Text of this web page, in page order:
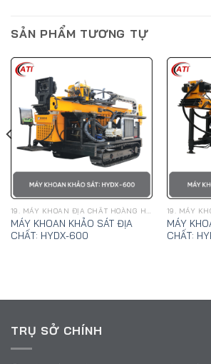
SẢN PHẨM TƯƠNG TỰ
19. MÁY KHOAN ĐỊA CHẤT HOÀNG HẢI
MÁY KHOAN KHẢO SÁT ĐỊA
CHẤT: HYDX-600
MÁY
CHẤT:
TRỤ SỞ CHÍNH